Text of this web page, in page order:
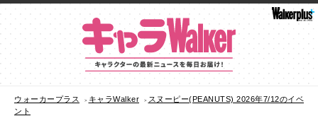
ウォーカープラス キャラWalker
スヌーピー(PEANUTS) 2026年7/12のイベ
ント